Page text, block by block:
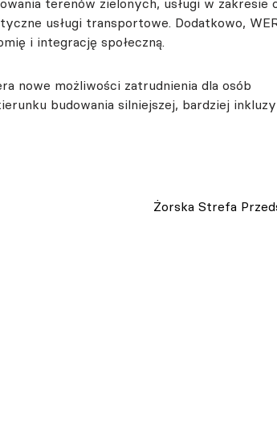
usługi transportowe. Dodatkowo,
i integrację społeczną.
nowe możliwości zatrudnienia dla osób
budowania silniejszej, bardziej
Żorska Strefa